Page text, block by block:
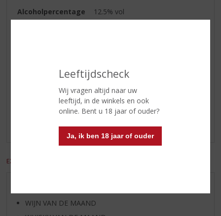
Leeftijdscheck
Wij vragen altijd naar uw
leeftijd, in de winkels en ook
online. Bent u 18 jaar of ouder?
Ja, ik ben 18 jaar of ouder
Alcoholpercentage
12.5% vol
Reviews
Schrijf een review
Er zijn nog geen reviews geplaatst voor dit product
EXCL. BTW
WIJN VAN DE MAAND